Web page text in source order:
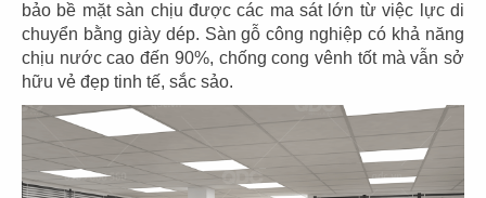
bảo bề mặt sàn chịu được các ma sát lớn từ việc lực di
chuyển bằng giày dép. Sàn gỗ công nghiệp có khả năng
chịu nước cao đến 90%, chống cong vênh tốt mà vẫn sở
hữu vẻ đẹp tinh tế, sắc sảo.
Chủ đầu tư: Công ty TNHH MTV Sản xuất Thương
mại Dịch vụ Bánh kẹo Hỷ Lâm Môn
Diện tích: 298m2
Địa điểm: 92 - 94 Lê Văn Thiêm, P. Tân Phong, Q. 7,
TP. HCM